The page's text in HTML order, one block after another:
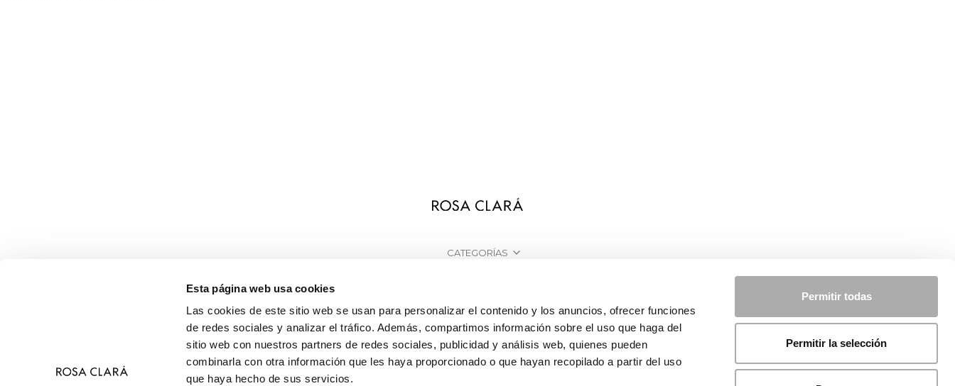
Esta página web usa cookies
Las cookies de este sitio web se usan para personalizar el contenido y los anuncios, ofrecer funciones
de redes sociales y analizar el tráfico. Además, compartimos información sobre el uso que haga del
sitio web con nuestros partners de redes sociales, publicidad y análisis web, quienes pueden
combinarla con otra información que les haya proporcionado o que hayan recopilado a partir del uso
que haya hecho de sus servicios.
Permitir todas
Permitir la selección
CATEGORÍAS
PUNTOS DE VENTA
EMPRESA